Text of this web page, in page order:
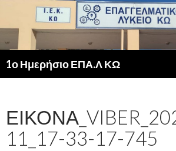
1ο Ημερήσιο ΕΠΑ.Λ ΚΩ
11_17-33-17-745